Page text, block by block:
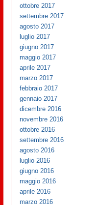
ottobre 2017
settembre 2017
agosto 2017
luglio 2017
giugno 2017
maggio 2017
aprile 2017
marzo 2017
febbraio 2017
gennaio 2017
dicembre 2016
novembre 2016
ottobre 2016
settembre 2016
agosto 2016
luglio 2016
giugno 2016
maggio 2016
aprile 2016
marzo 2016